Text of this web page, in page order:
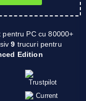
PC cu 80000+
9 trucuri pentru
Edition